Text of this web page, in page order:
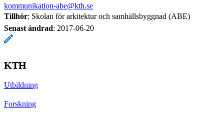
kommunikation-abe@kth.se
Tillhör: Skolan för arkitektur och samhällsbyggnad (ABE)
Senast ändrad: 2017-06-20
KTH
Utbildning
Forskning